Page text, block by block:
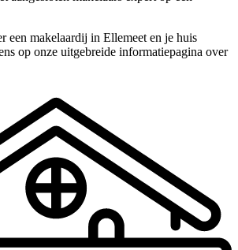
een makelaardij in Ellemeet en je huis
op onze uitgebreide informatiepagina over